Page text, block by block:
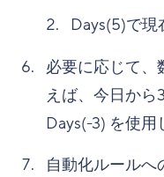
Days(5)で現
必要に応じて、
えば、今日から
Days(-3) を使用
自動化ルールへ